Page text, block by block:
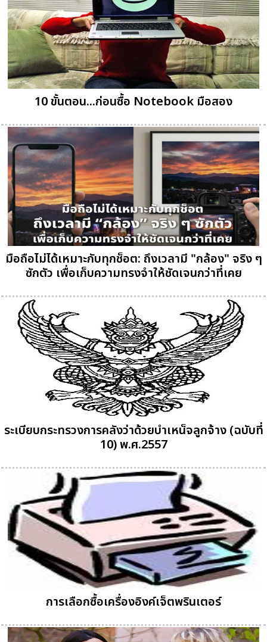
10 ขั้นตอน...ก่อนซื้อ Notebook มือสอง
มือถือไม่ได้เหมาะกับทุกช็อต: ถึงเวลามี "กล้อง" จริง ๆ
ซักตัว เพื่อเก็บความทรงจำให้ชัดเจนกว่าที่เคย
ระเบียบกระทรวงการคลังว่าด้วยบำเหน็จลูกจ้าง (ฉบับที่
10) พ.ศ.2557
การเลือกซื้อเครื่องอิงค์เจ็ตพรินเตอร์